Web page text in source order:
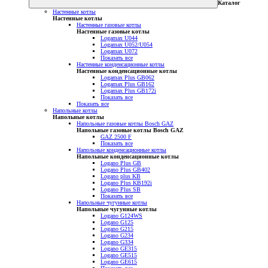
Каталог
Настенные котлы
Настенные котлы
Настенные газовые котлы
Настенные газовые котлы
Logamax U044
Logamax U052/U054
Logamax U072
Показать все
Настенные конденсационные котлы
Настенные конденсационные котлы
Logamax Plus GB062
Logamax Plus GB162
Logamax Plus GB172i
Показать все
Показать все
Напольные котлы
Напольные котлы
Напольные газовые котлы Bosch GAZ
Напольные газовые котлы Bosch GAZ
GAZ 2500 F
Показать все
Напольные конденсационные котлы
Напольные конденсационные котлы
Logano Plus GB
Logano Plus GB402
Logano plus KB
Logano Plus KB192i
Logano Plus SB
Показать все
Напольные чугунные котлы
Напольные чугунные котлы
Logano G124WS
Logano G125
Logano G215
Logano G234
Logano G334
Logano GE315
Logano GE515
Logano GE615